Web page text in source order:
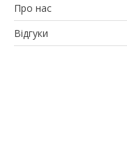
Про нас
Відгуки